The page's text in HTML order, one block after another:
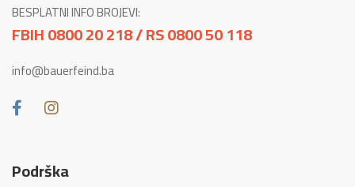
BESPLATNI INFO BROJEVI:
FBIH 0800 20 218 / RS 0800 50 118
info@bauerfeind.ba
Podrška